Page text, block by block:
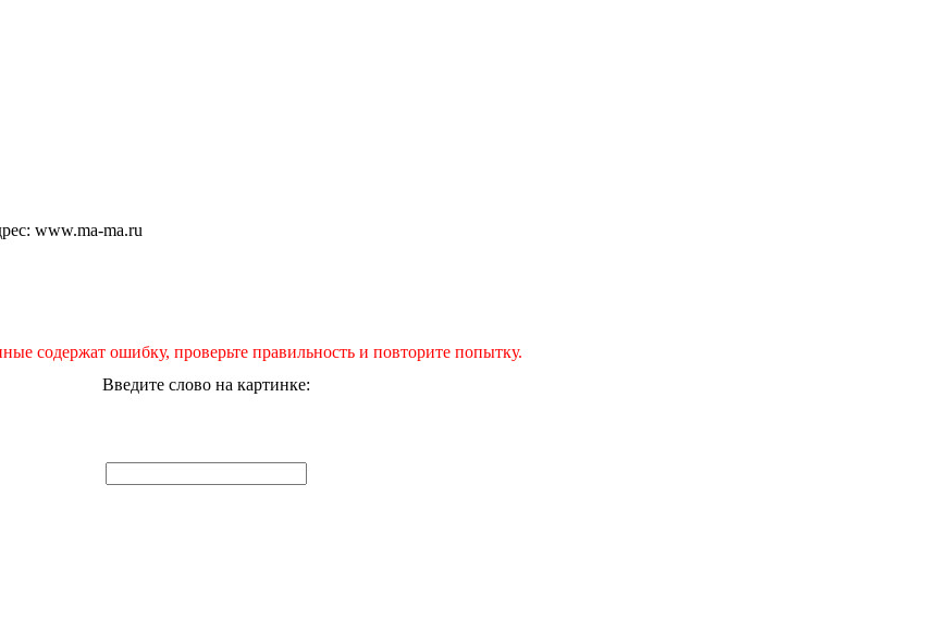
www.ma-ma.ru
содержат ошибку, проверьте правильность и повторите попытку.
Введите слово на картинке: